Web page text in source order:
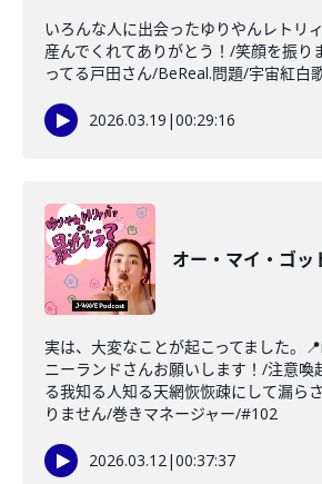
いろんな人に出会ったゆりやんレトリ
産んでくれてありがとう！/笑顔を振り
ってる戸田さん/BeReal.問題/宇宙紅白
2026.03.19 |00:29:16
オー・マイ・ゴッ
実は、大変なことが起こってました。
ニーランドさんお願いします！/注意喚
る我知る人知る天網恢恢疎にして漏ら
りません/巻きマネージャー/#102
2026.03.12|00:37:37